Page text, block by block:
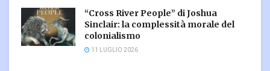
“Cross River People” di Joshua
Sinclair: la complessità morale del
colonialismo
11 LUGLIO 2026